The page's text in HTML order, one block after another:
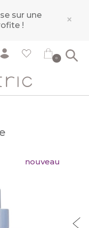
sur une
! ×
0
nouveau